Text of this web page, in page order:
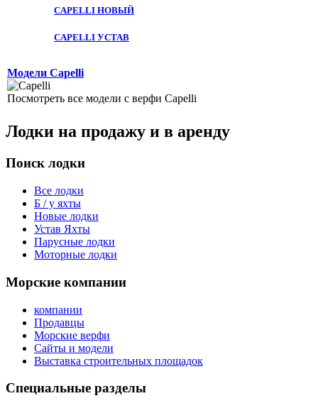
CAPELLI НОВЫЙ
CAPELLI УСТАВ
Модели Capelli
Посмотреть все модели с верфи Capelli
Лодки на продажу и в аренду
Поиск лодки
Все лодки
Б / у яхты
Новые лодки
Устав Яхты
Парусные лодки
Моторные лодки
Морские компании
компании
Продавцы
Морские верфи
Сайты и модели
Выставка строительных площадок
Специальные разделы